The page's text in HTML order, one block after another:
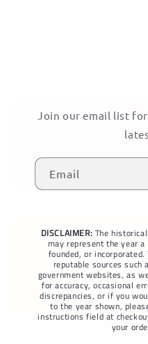
Join our email list
Email
DISCLAIMER: The
may represent the year
founded, or
reputable sources such
government websites, as
for accuracy, occasional
discrepancies, or if you
to the year shown,
instructions field at
your